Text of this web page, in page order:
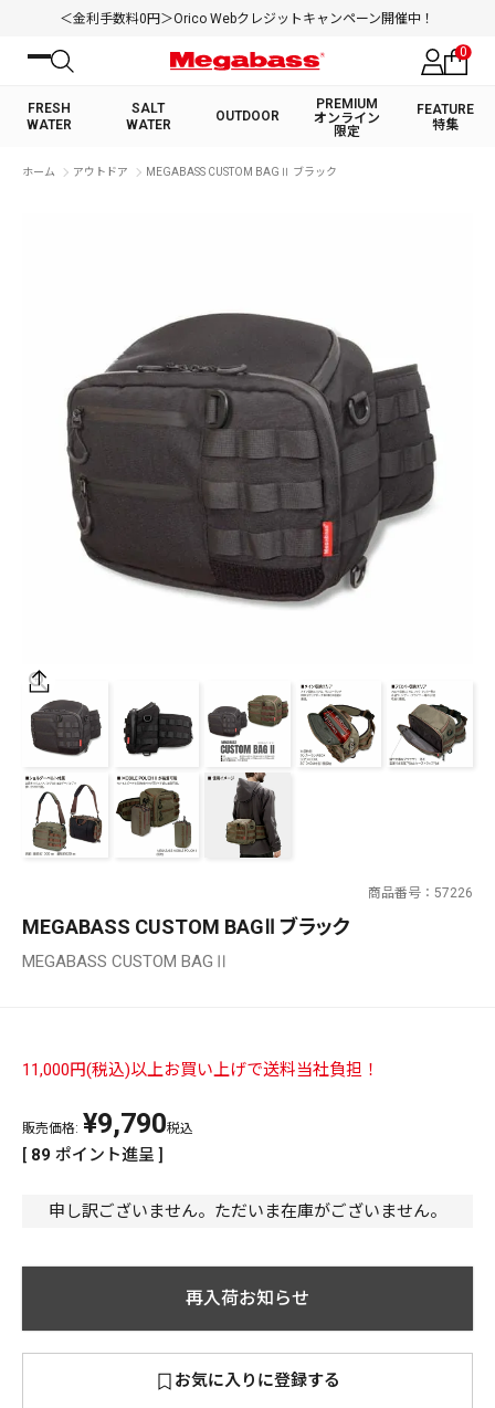
＜金利手数料0円＞Orico Webクレジットキャンペーン開催中！
0
FRESH
WATER
SALT
WATER
OUTDOOR
PREMIUM
オンライン
限定
FEATURE
特集
絞り込み検索
PREMIUM オンライン限定
FRESH WATER
SALT WATER
OUTDOOR
価格 ～¥
在庫
PREMIUM ［ オンライン限定 ］
2026NEW PRODUCTS
リセット
ホーム アウトドア MEGABASS CUSTOM BAGⅡ ブラック
商品番号 57226
MEGABASS CUSTOM BAGⅡ ブラック
MEGABASS CUSTOM BAGⅡ
11,000円(税込)以上お買い上げで送料当社負担！
申し訳ございません。ただいま在庫がございません。
販売価格: ¥9,790税込
[ 89 ポイント進呈 ]
再入荷お知らせ
お気に入りに登録する